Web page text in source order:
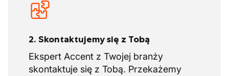
2. Skontaktujemy się z Tobą
Ekspert Accent z Twojej branży
skontaktuje się z Tobą. Przekażemy